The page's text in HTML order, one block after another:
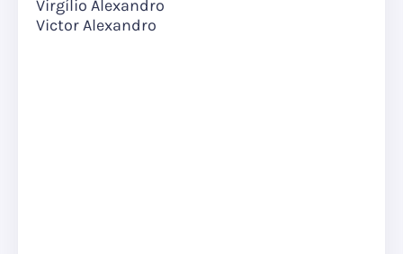
Virgílio Alexandro
Victor Alexandro